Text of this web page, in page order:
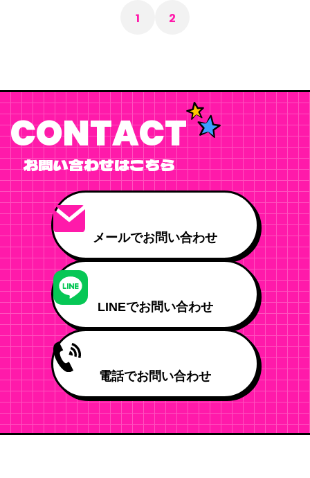
1 2
CONTACT
お問い合わせはこちら
メールでお問い合わせ
LINEでお問い合わせ
電話でお問い合わせ